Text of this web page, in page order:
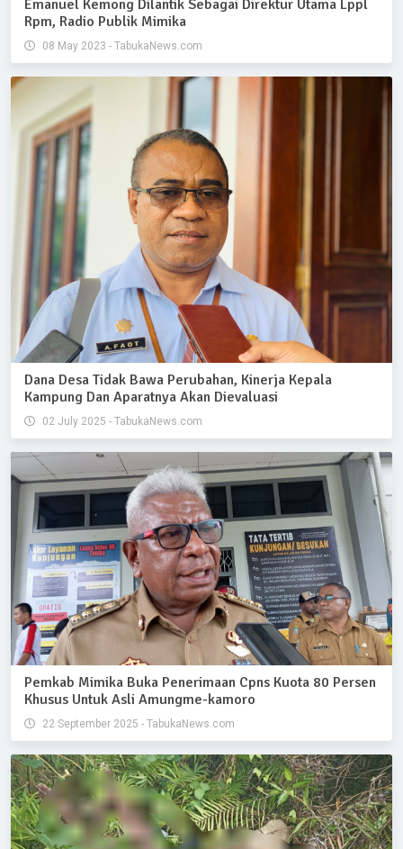
Emanuel Kemong Dilantik Sebagai Direktur Utama Lppl
Rpm, Radio Publik Mimika
08 May 2023 - TabukaNews.com
Dana Desa Tidak Bawa Perubahan, Kinerja Kepala
Kampung Dan Aparatnya Akan Dievaluasi
02 July 2025 - TabukaNews.com
Pemkab Mimika Buka Penerimaan Cpns Kuota 80 Persen
Khusus Untuk Asli Amungme-kamoro
22 September 2025 - TabukaNews.com